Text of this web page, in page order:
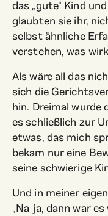
das „gute“ Kind
glaubten sie ihr,
selbst ähnliche
verstehen, was
Als wäre all das
sich die
hin. Dreimal wurde
es schließlich zur
etwas, das mich
bekam nur eine
seine schwierige
Und in meiner
„Na ja, dann war